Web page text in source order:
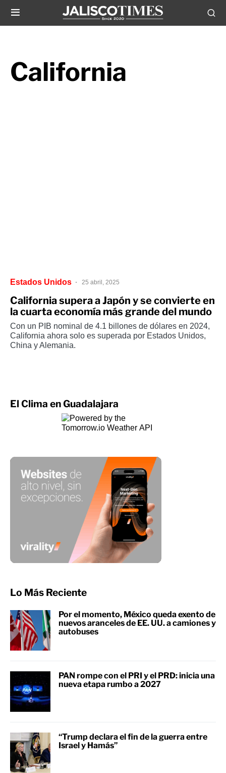
California
Estados Unidos 25 abril, 2025
California supera a Japón y se convierte en
la cuarta economía más grande del mundo
Con un PIB nominal de 4.1 billones de dólares en 2024,
California ahora solo es superada por Estados Unidos,
China y Alemania.
El Clima en Guadalajara
Lo Más Reciente
Por el momento, México queda exento de
nuevos aranceles de EE. UU. a camiones y
autobuses
PAN rompe con el PRI y el PRD: inicia una
nueva etapa rumbo a 2027
“Trump declara el fin de la guerra entre
Israel y Hamás”